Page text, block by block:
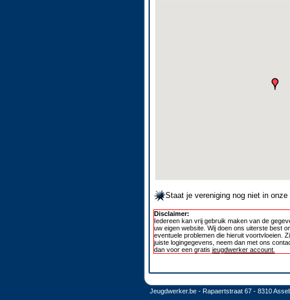
Staat je vereniging nog niet in onze
Disclaimer:
Iedereen kan vrij gebruik maken van de
uw eigen website. Wij doen ons uiterste best
eventuele problemen die hieruit voortvloeien.
juiste logingegevens, neem dan met ons
dan voor een gratis jeugdwerker account.
Jeugdwerker.be - Rapaertstraat 67 - 8310